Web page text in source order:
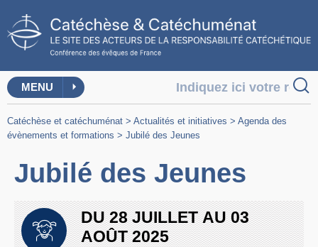
MENU
Catéchèse et catéchuménat > Actualités et initiatives > Agenda des
évènements et formations > Jubilé des Jeunes
Jubilé des Jeunes
DU28 JUILLETAU03
AOÛT 2025